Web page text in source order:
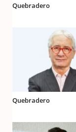
Quebradero
Quebradero